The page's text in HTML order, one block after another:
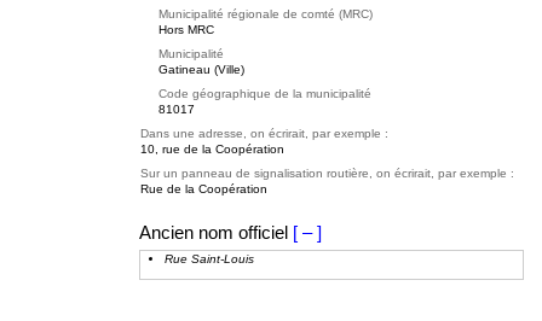
Municipalité régionale de comté (MRC)
Hors MRC
Municipalité
Gatineau (Ville)
Code géographique de la municipalité
81017
Dans une adresse, on écrirait, par exemple :
10, rue de la Coopération
Sur un panneau de signalisation routière, on écrirait, par exemple :
Rue de la Coopération
Ancien nom officiel [ – ]
Rue Saint-Louis